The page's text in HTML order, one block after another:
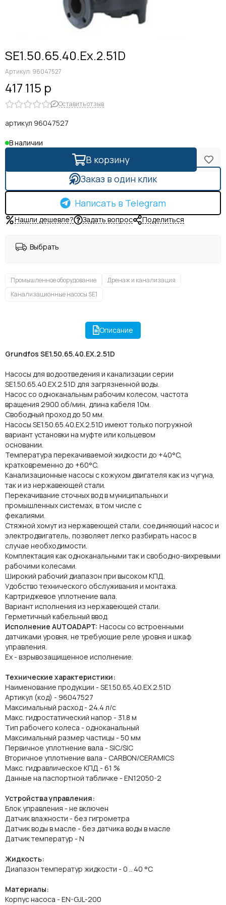
SE1.50.65.40.Eх.2.51D
Артикул: 96047527
417 115 р
Оставить отзыв
артикул 96047527
В наличии
В корзину
Заказ в один клик
Написать в Telegram
Нашли дешевле? Задать вопрос Поделиться
Выбрать
Промышленное оборудование
Дренаж и канализация
Канализационные насосы SE1
Описание
Grundfos SE1.50.65.40.EX.2.51D
Насосы для водоотведения и канализации серии
SE1.50.65.40.EX.2.51D для загрязненной воды.
Насос со одноканальным рабочим колесом, частота
вращения 2900 об/мин, длина кабеля 10м.
Свободный проход до 50 мм.
Насосы SE1.50.65.40.EX.2.51D имеют только погружной
вариант установки на муфте или кольцевом
основании.
Температура перекачиваемой жидкости до +40°C,
кратковременно до +60°C.
Канализационные насосы с кожухом двигателя как из чугуна,
так и из нержавеющей стали.
Перекачивание сточных вод в муниципальных и
промышленных системах, в том числе с
фекалиями.
Стяжной хомут из нержавеющей стали, соединяющий насос и
электродвигатель, позволяет легко разбирать насос в
случае необходимости.
Комплектация как одноканальными так и свободно-вихревыми
рабочими колесами.
Широкий рабочий диапазон при высоком КПД.
Удобство технического обслуживания и монтажа.
Картриджевое уплотнение вала.
Вариант исполнения из нержавеющей стали.
Герметичный кабельный ввод.
Исполнение AUTOADAPT: Насосы со встроенными
датчиками уровня, не требующие реле уровня и шкаф
управления.
Ех - взрывозащищенное исполнение.
Технические характеристики:
Наименование продукции - SE1.50.65.40.EX.2.51D
Артикул (код) - 96047527
Maксимальный расход - 24.4 л/с
Макс. гидростатический напор - 31.8 м
Тип рабочего колеса - одноканальный
Максимальный размер частицы - 50 мм
Первичное уплотнение вала - SIC/SIC
Вторичное уплотнение вала - CARBON/CERAMICS
Макс. гидравлическое КПД - 61 %
Данные на паспортной табличке - EN12050-2
Устройства управления:
Блок управления - не включен
Датчик влажности - без гигрометра
Датчик воды в масле - без датчика воды в масле
Датчик температур - N
Жидкость:
Диапазон температур жидкости - 0 .. 40 °C
Материалы:
Корпус насоса - EN-GJL-200